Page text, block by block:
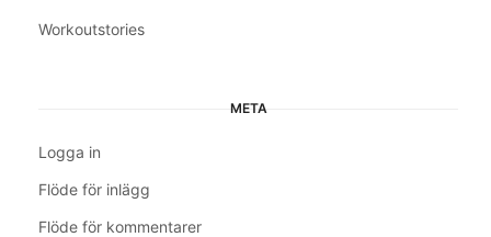
Workoutstories
META
Logga in
Flöde för inlägg
Flöde för kommentarer